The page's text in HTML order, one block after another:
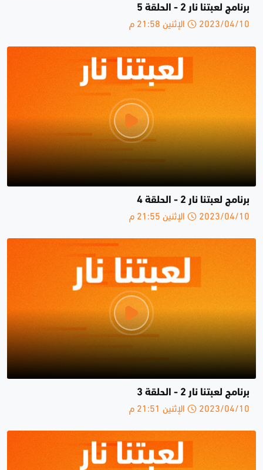
برنامج لعبتنا نار 2 - الحلقة 5
2023/04/10 الإثنين 21:58 م
برنامج لعبتنا نار 2 - الحلقة 4
2023/04/10 الإثنين 21:55 م
برنامج لعبتنا نار 2 - الحلقة 3
2023/04/10 الإثنين 21:51 م